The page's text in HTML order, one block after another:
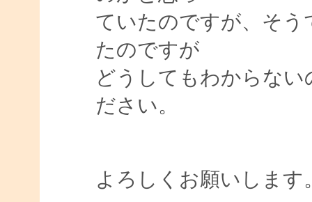
ていたのですが、そ
たのですが
どうしてもわからな
ださい。
よろしくお願いします